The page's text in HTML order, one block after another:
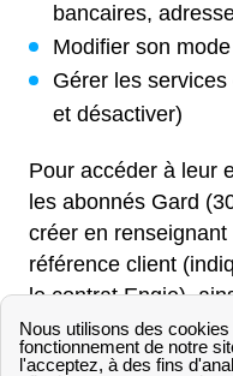
bancaires,
Modifier son
Gérer les
et désactiver)
Pour accéder à leur
les abonnés Gard
créer en
référence client
le contrat Engie),
personnelles (code
également possible